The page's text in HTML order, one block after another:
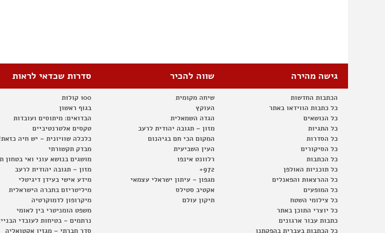
גישה מהירה
הכתבות החדשות
כל כתבות הווידאו באתר
כל הנושאים
כל התגיות
כל הסדרות
כל הסיקורים
כל הכתבות
כל תוכניות האולפן
כל ההרצאות והפאנלים
כל המופעים
כל צילומי השטח
כל יוצרי התוכן באתר
כתבות עבור ארגונים
כל הכתבות בעברית בהפקתנו
שווה להכיר
שיחה מקומית
העוקץ
הגדה השמאלית
מזון – תגובה יהודית לרעב
המקום הכי חם בגיהנום
העין השביעית
רלוונט אינפו
972+
מגפון – עיתון ישראלי עצמאי
אקטיב סטילס
תיקון עולם
סדרות שכדאי לראות
100 קולות
בגוף ראשון
הבדואים: מיתוסים ועובדות
טקסים אלטרנטיביים
כלכלה שוויונית – יש חיה
מבדק תקשורתי
מושגים בנושא עוני ואי בטחון
מזון – תגובה יהודית לרעב
מידע אישי בעידן דיגיטלי
מיליטריזם בחברה הישראלית
מיקרופון לדמוקרטיה
משפט הומניטרי בין לאומי
נרתמים – בטיחות לעובדי
סדר חברתי – מגזין אקטואליה